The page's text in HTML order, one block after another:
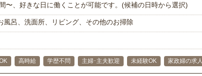
〜、好きな日に働くことが可能です。(候補の日時から選択)
風呂、洗面所、リビング、その他のお掃除
高時給 学歴不問 主婦･主夫歓迎 未経験OK 家政婦の求人